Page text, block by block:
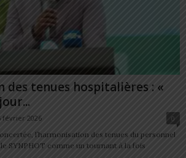
des tenues hospitalières : «
février 2026
0
l’harmonisation des tenues du personnel
SYNPHOT comme un tournant à la fois